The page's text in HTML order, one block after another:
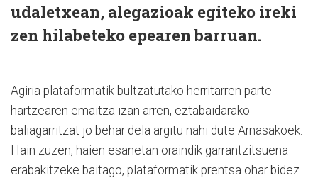
udaletxean, alegazioak egiteko ireki
zen hilabeteko epearen barruan.
Agiria plataformatik bultzatutako herritarren parte
hartzearen emaitza izan arren, eztabaidarako
baliagarritzat jo behar dela argitu nahi dute Arnasakoek.
Hain zuzen, haien esanetan oraindik garrantzitsuena
erabakitzeke baitago, plataformatik prentsa ohar bidez